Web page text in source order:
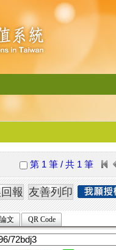
第 1 筆 / 共 1 筆
文 QR Code